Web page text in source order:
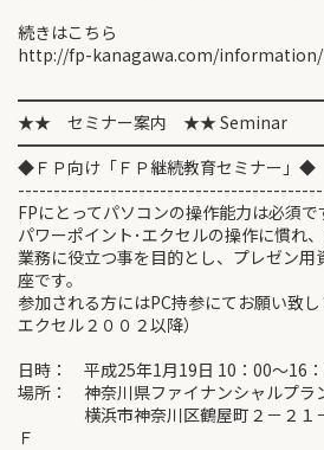
続きはこちら
http://fp-kanagawa.com/information/
★★ セミナー案内 ★★ Seminar
◆ＦＰ向け「ＦＰ継続教育セミナー」◆
FPにとってパソコンの操作能力は必須で
パワーポイント･エクセルの操作に慣れ
業務に役立つ事を目的とし、プレゼン用
座です。
参加される方にはPC持参にてお願い致
エクセル２００２以降）
日時： 平成25年1月19日 10：00～16
場所： 神奈川県ファイナンシャルプラ
横浜市神奈川区鶴屋町２－２１
Ｆ